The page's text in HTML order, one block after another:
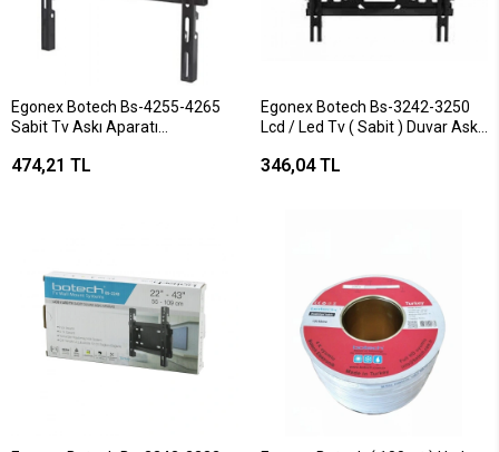
Egonex Botech Bs-4255-4265
Sabit Tv Askı Aparatı
474,21 TL
Egonex Botech Bs-3242-3250
Lcd / Led Tv ( Sabit ) Duvar Askı
)*20
346,04 TL